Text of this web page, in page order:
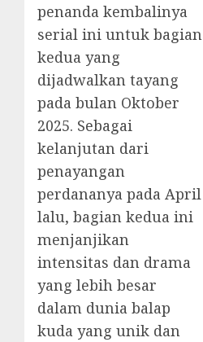
penanda kembalinya
serial ini untuk bagian
kedua yang
dijadwalkan tayang
pada bulan Oktober
2025. Sebagai
kelanjutan dari
penayangan
perdananya pada April
lalu, bagian kedua ini
menjanjikan
intensitas dan drama
yang lebih besar
dalam dunia balap
kuda yang unik dan